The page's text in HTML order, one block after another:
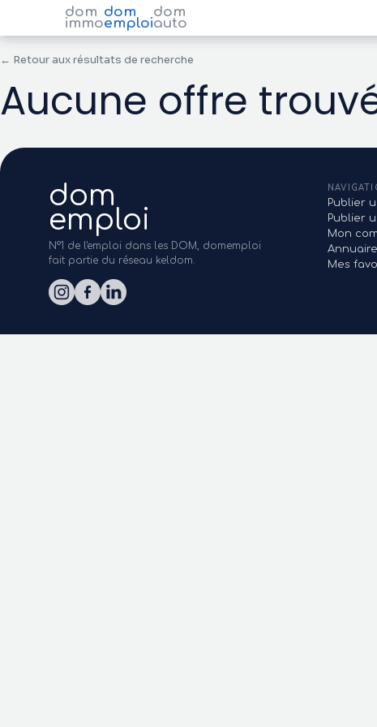
dom
immo
dom
emploi
dom
auto
← Retour aux résultats de recherche
Aucune offre
dom
emploi
N°1 de l'emploi dans les DOM, domemploi
fait partie du réseau keldom.
Publier
Publier
Mon
Annuaire
Mes